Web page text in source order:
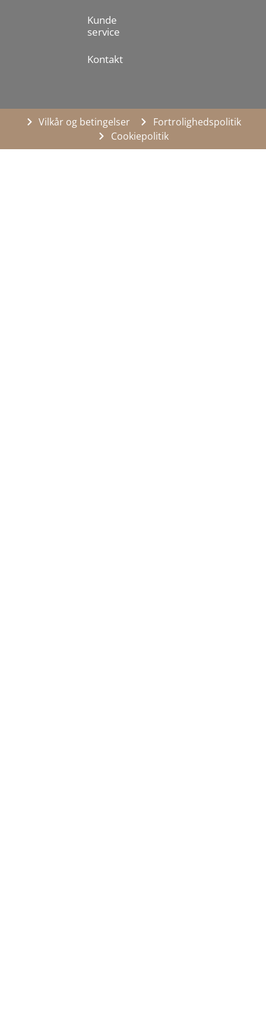
Kunde
service
Kontakt
Vilkår og betingelser
Fortrolighedspolitik
Cookiepolitik